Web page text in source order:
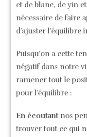
et de blanc, de yin
nécessaire de faire
d’ajuster
Puisqu’on a cette
négatif dans notre
ramener tout le
pour l’équilibre :
En écoutant nos
trouver tout ce qui